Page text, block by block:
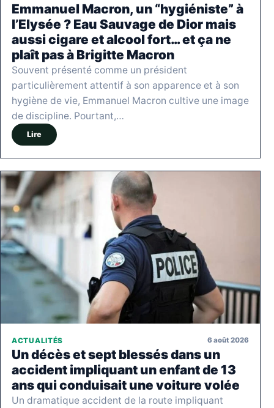
Emmanuel Macron, un “hygiéniste” à
l’Elysée ? Eau Sauvage de Dior mais
aussi cigare et alcool fort… et ça ne
plaît pas à Brigitte Macron
Souvent présenté comme un président
particulièrement attentif à son apparence et à son
hygiène de vie, Emmanuel Macron cultive une image
de discipline. Pourtant,…
Lire
ACTUALITÉS 6 août 2026
Un décès et sept blessés dans un
accident impliquant un enfant de 13
ans qui conduisait une voiture volée
Un dramatique accident de la route impliquant